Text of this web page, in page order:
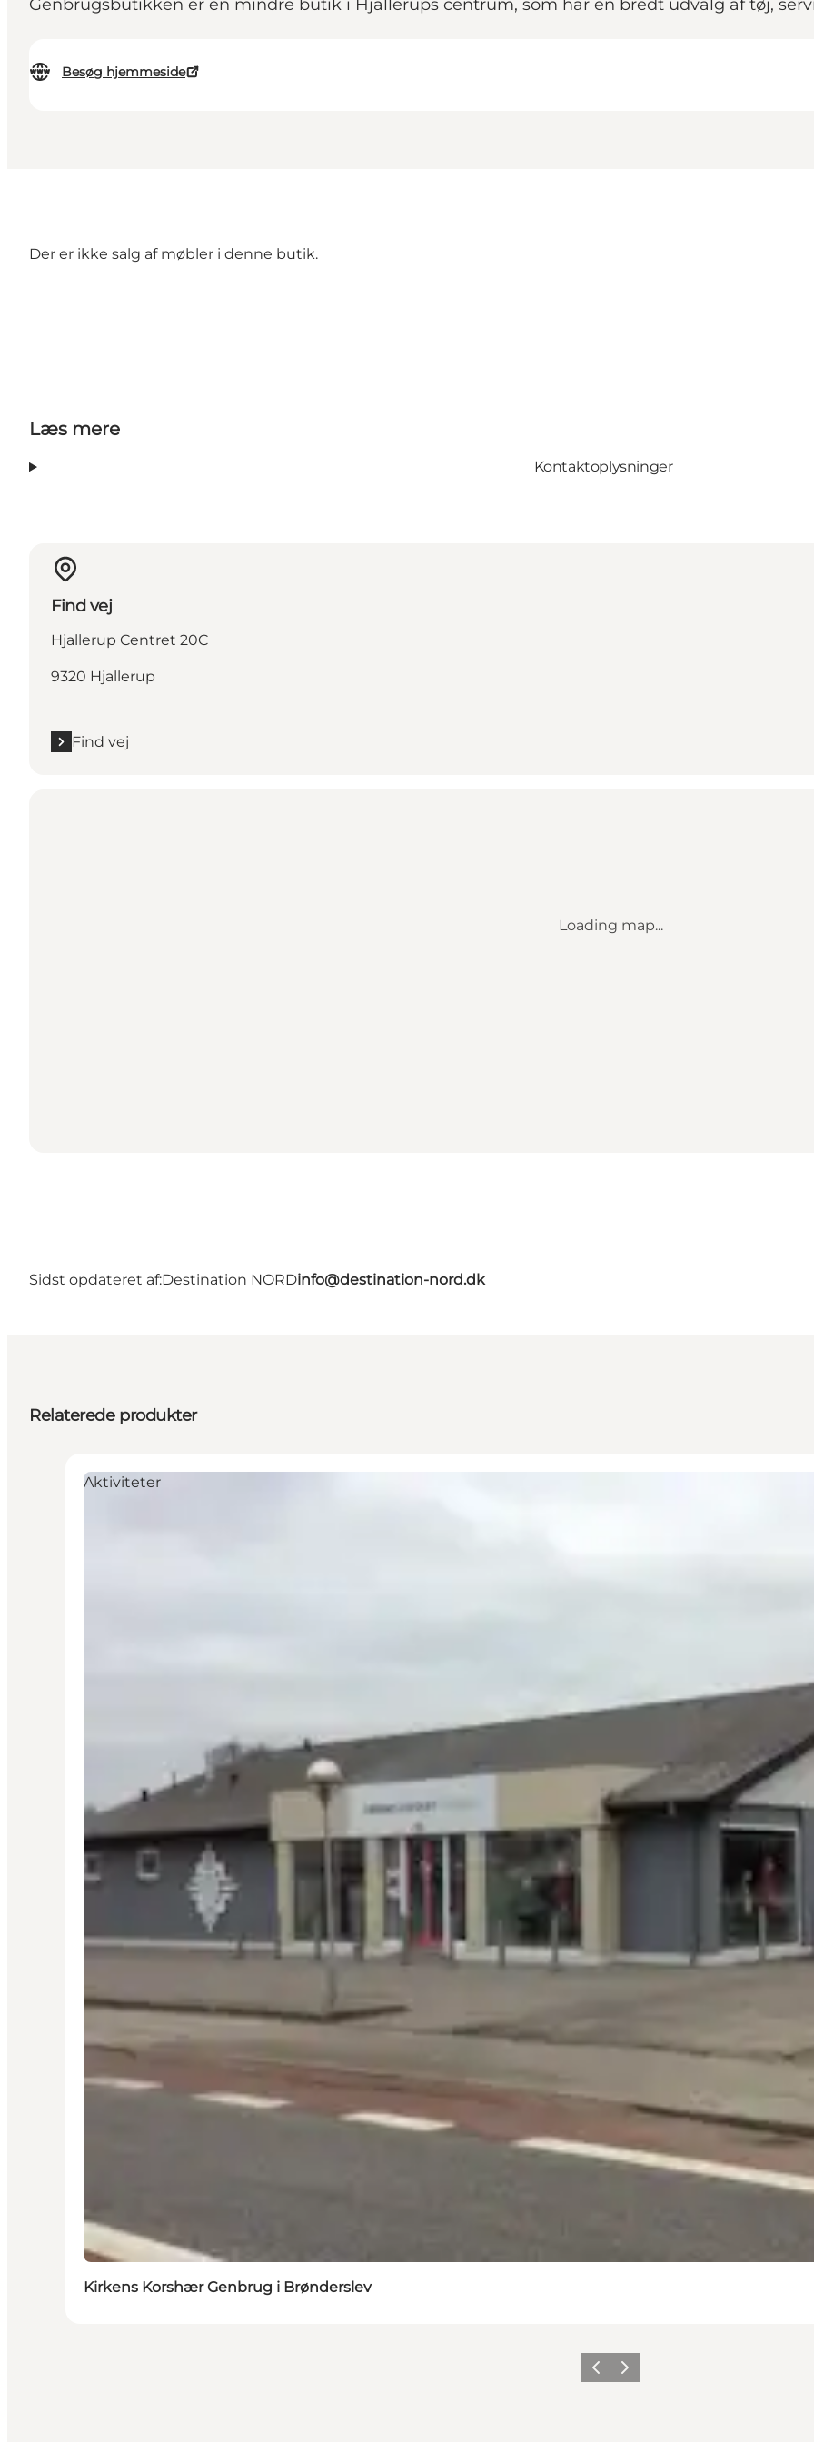
Genbrugsbutikken er en mindre butik i Hjallerups centrum, som har en bredt udvalg af tøj,
Besøg hjemmeside
Der er ikke salg af møbler i denne butik.
Læs mere
Kontaktoplysninger
Find vej
Hjallerup Centret 20C
9320 Hjallerup
Find vej
Loading map...
Sidst opdateret af:Destination NORDinfo@destination-nord.dk
Relaterede produkter
Aktiviteter
Kirkens Korshær Genbrug i Brønderslev
ForrigeNæste